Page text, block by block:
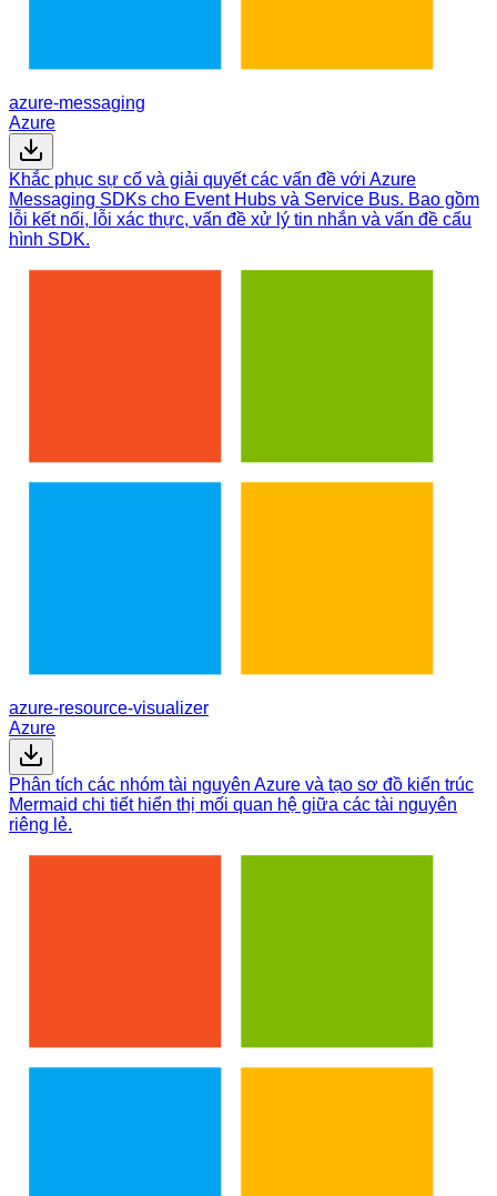
azure-messaging
Azure
Khắc phục sự cố và giải quyết các vấn đề với Azure
Messaging SDKs cho Event Hubs và Service Bus. Bao gồm
lỗi kết nối, lỗi xác thực, vấn đề xử lý tin nhắn và vấn đề cấu
hình SDK.
azure-resource-visualizer
Azure
Phân tích các nhóm tài nguyên Azure và tạo sơ đồ kiến trúc
Mermaid chi tiết hiển thị mối quan hệ giữa các tài nguyên
riêng lẻ.